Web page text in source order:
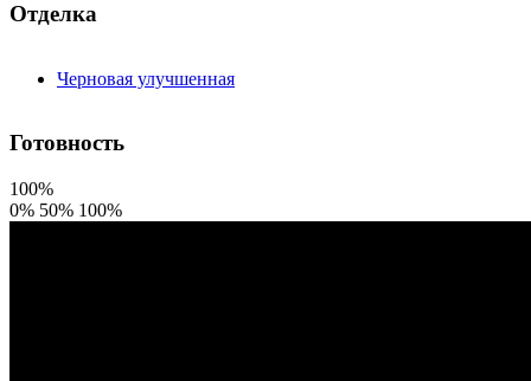
Отделка
Черновая улучшенная
Готовность
100%
0% 50% 100%